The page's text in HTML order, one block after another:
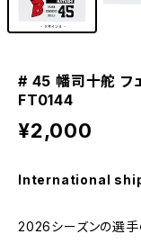
# 45 幡司十舵 フ
FT0144
¥2,000
International
2026シーズンの選手